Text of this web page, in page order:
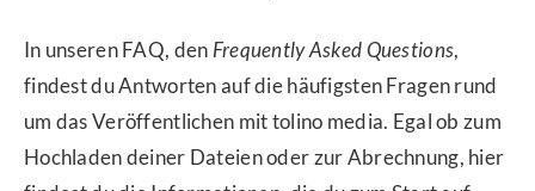
Über uns
Blog
In unseren FAQ, den Frequently Asked Questions,
findest du Antworten auf die häufigsten Fragen rund
um das Veröffentlichen mit tolino media. Egal ob zum
Hochladen deiner Dateien oder zur Abrechnung, hier